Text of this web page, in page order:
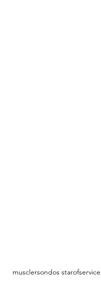
musclersondos starofservice